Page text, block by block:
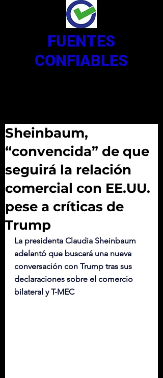
FUENTES
CONFIABLES
Sheinbaum,
“convencida” de que
seguirá la relación
comercial con EE.UU.
pese a críticas de
Trump
La presidenta Claudia Sheinbaum
adelantó que buscará una nueva
conversación con Trump tras sus
declaraciones sobre el comercio
bilateral y T-MEC